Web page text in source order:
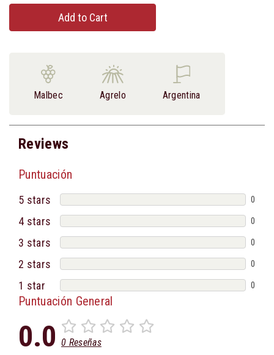
Add to Cart
Malbec Agrelo Argentina
Reviews
Puntuación
5 stars 0
4 stars 0
3 stars 0
2 stars 0
1 star 0
Puntuación General
0.0 0 Reseñas